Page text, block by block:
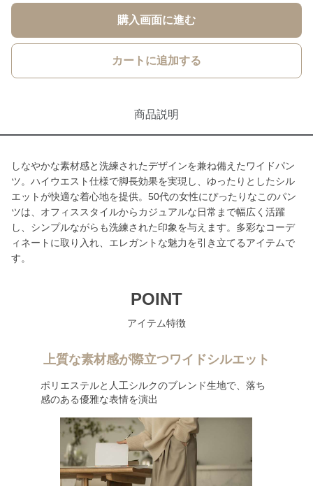
購入画面に進む
カートに追加する
商品説明
しなやかな素材感と洗練されたデザインを兼ね備えたワイドパン
ツ。ハイウエスト仕様で脚長効果を実現し、ゆったりとしたシル
エットが快適な着心地を提供。50代の女性にぴったりなこのパン
ツは、オフィススタイルからカジュアルな日常まで幅広く活躍
し、シンプルながらも洗練された印象を与えます。多彩なコーデ
ィネートに取り入れ、エレガントな魅力を引き立てるアイテムで
す。
POINT
アイテム特徴
上質な素材感が際立つワイドシルエット
ポリエステルと人工シルクのブレンド生地で、落ち
感のある優雅な表情を演出